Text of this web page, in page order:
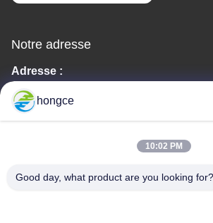
Notre adresse
Adresse :
No. 6-39, ferme Yaogu, village Shibi No. 3,
Panyu, Guangzhou
hongce
10:02 PM
Good day, what product are you looking for?